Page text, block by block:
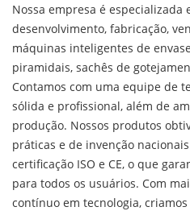
Nossa empresa é especializada
desenvolvimento, fabricação,
máquinas inteligentes de
piramidais, sachês de
Contamos com uma equipe de
sólida e profissional, além de
produção. Nossos produtos
práticas e de invenção
certificação ISO e CE, o que
para todos os usuários. Com
contínuo em tecnologia,